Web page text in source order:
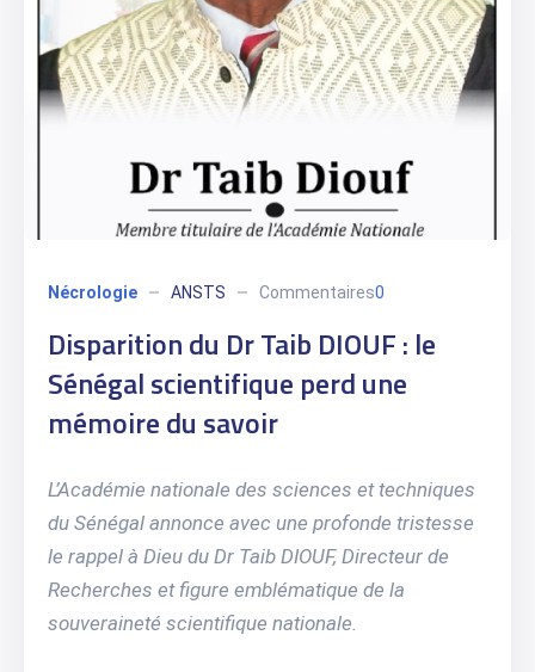
Nécrologie ANSTS Commentaires0
Disparition du Dr Taib DIOUF : le
Sénégal scientifique perd une
mémoire du savoir
L’Académie nationale des sciences et techniques
du Sénégal annonce avec une profonde tristesse
le rappel à Dieu du Dr Taib DIOUF, Directeur de
Recherches et figure emblématique de la
souveraineté scientifique nationale.